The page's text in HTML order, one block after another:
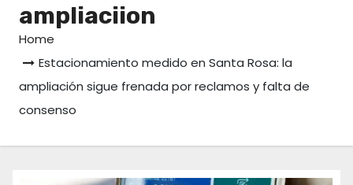
ampliaciion
Home
Estacionamiento medido en Santa Rosa: la
ampliación sigue frenada por reclamos y falta de
consenso